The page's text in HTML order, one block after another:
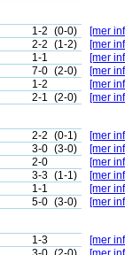
1-2 (0-0)
[mer
2-2 (1-2)
[mer
1-1
[mer
7-0 (2-0)
[mer
1-2
[mer
2-1 (2-0) [mer
2-2 (0-1)
[mer
3-0 (3-0)
[mer
2-0
[mer
3-3 (1-1)
[mer
1-1
[mer
5-0 (3-0) [mer
1-3
[mer